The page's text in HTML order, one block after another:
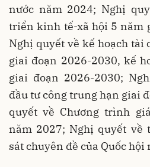
nước năm 2024; Nghị
triển kinh tế-xã hội 5 năm
Nghị quyết về kế hoạch tài
giai đoạn 2026-2030, kế
giai đoạn 2026-2030;
đầu tư công trung hạn giai
quyết về Chương trình
năm 2027; Nghị quyết về
sát chuyên đề của Quốc hội